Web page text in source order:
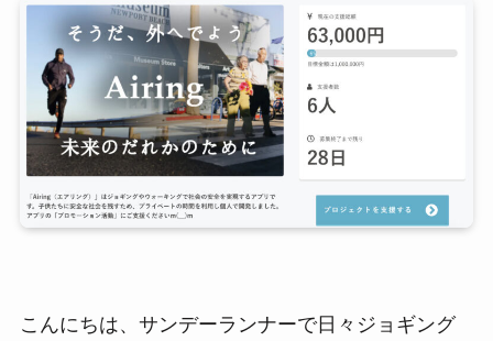
こんにちは、サンデーランナーで日々ジョギング